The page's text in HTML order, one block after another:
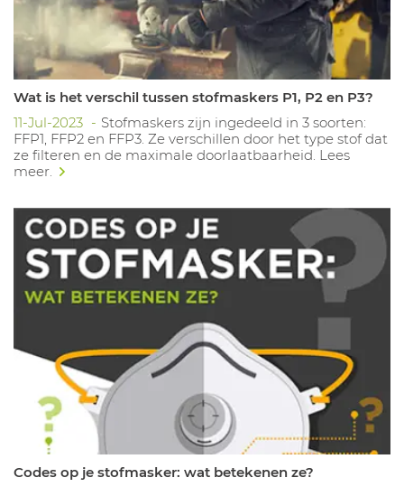
Wat is het verschil tussen stofmaskers P1, P2 en P3?
11-Jul-2023
Stofmaskers zijn ingedeeld in 3 soorten:
FFP1, FFP2 en FFP3. Ze verschillen door het type stof dat
ze filteren en de maximale doorlaatbaarheid. Lees
meer.
Codes op je stofmasker: wat betekenen ze?